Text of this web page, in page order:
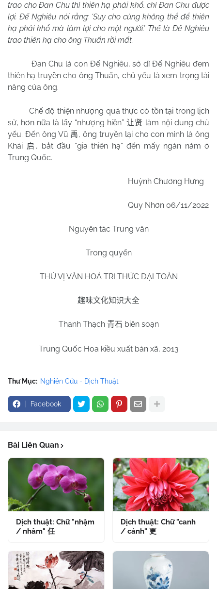
trao cho Đan Chu thì thiên hạ phải khổ, chỉ Đan Chu được
lợi. Đế Nghiêu nói rằng: ‘Suy cho cùng không thể để thiên
hạ phải khổ mà làm lợi cho một người.’ Thế là Đế Nghiêu
trao thiên hạ cho ông Thuấn rồi mất.
Đan Chu là con Đế Nghiêu, sở dĩ Đế Nghiêu đem
thiên hạ truyền cho ông Thuấn, chủ yếu là xem trọng tài
năng của ông.
Chế độ thiện nhượng quả thực có tồn tại trong lịch
sử, hơn nữa là lấy “nhượng hiền” 让贤 làm nội dung chủ
yếu. Đến ông Vũ 禹, ông truyền lại cho con mình là ông
Khải 启 , bắt đầu “gia thiên hạ” đến mấy ngàn năm ở
Trung Quốc.
Huỳnh Chương Hưng
Quy Nhơn 06/11/2022
Nguyên tác Trung văn
Trong quyển
THÚ VỊ VĂN HOÁ TRI THỨC ĐẠI TOÀN
趣味文化知识大全
Thanh Thạch 青石 biên soạn
Trung Quốc Hoa kiều xuất bản xã, 2013
Thư Mục: Nghiên Cứu - Dịch Thuật
Facebook
Bài Liên Quan
Dịch thuật: Chữ "nhậm
/ nhâm" 任
Dịch thuật: Chữ "canh
/ cánh" 更